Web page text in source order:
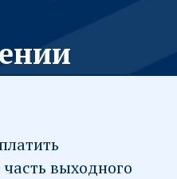
выходного